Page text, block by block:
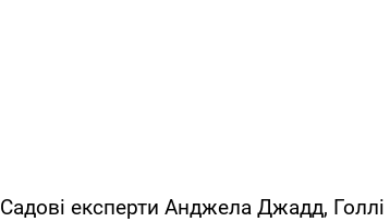
Садові експерти Анджела Джадд,